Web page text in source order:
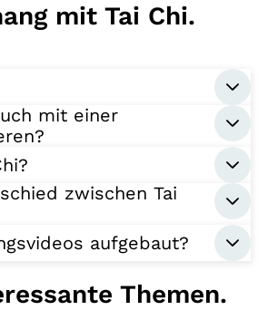
mit Tai Chi.
mit einer
zwischen Tai
aufgebaut?
Themen.